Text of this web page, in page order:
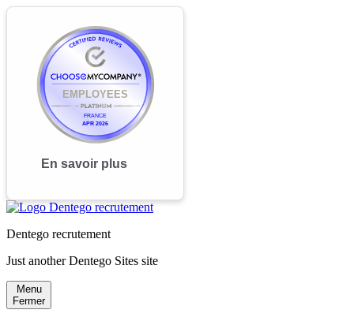
Dentego recrutement
Just another Dentego Sites site
Menu
Fermer